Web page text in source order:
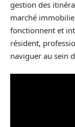
gestion des
marché
fonctionnent et
résident,
naviguer au sein